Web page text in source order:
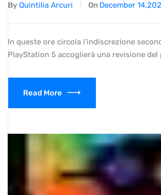
By Quintilia Arcuri On December
In queste ore circola l'indiscrezione
PlayStation 5 accoglierà una revisione del
Read More